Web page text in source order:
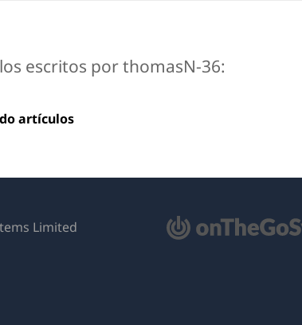
escritos por thomasN-36:
artículos
Limited